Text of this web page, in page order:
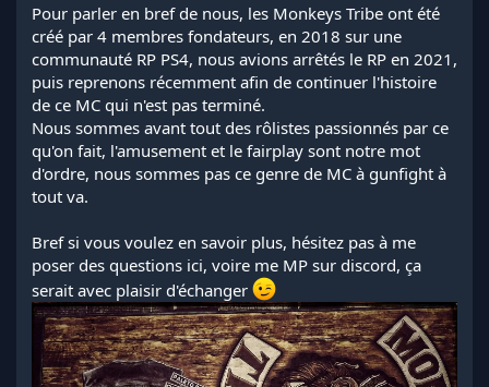
n
Pour parler en bref de nous, les Monkeys Tribe ont été
créé par 4 membres fondateurs, en 2018 sur une
communauté RP PS4, nous avions arrêtés le RP en 2021,
puis reprenons récemment afin de continuer l'histoire
de ce MC qui n'est pas terminé.
Nous sommes avant tout des rôlistes passionnés par ce
qu'on fait, l'amusement et le fairplay sont notre mot
d'ordre, nous sommes pas ce genre de MC à gunfight à
tout va.
Bref si vous voulez en savoir plus, hésitez pas à me
poser des questions ici, voire me MP sur discord, ça
serait avec plaisir d'échanger